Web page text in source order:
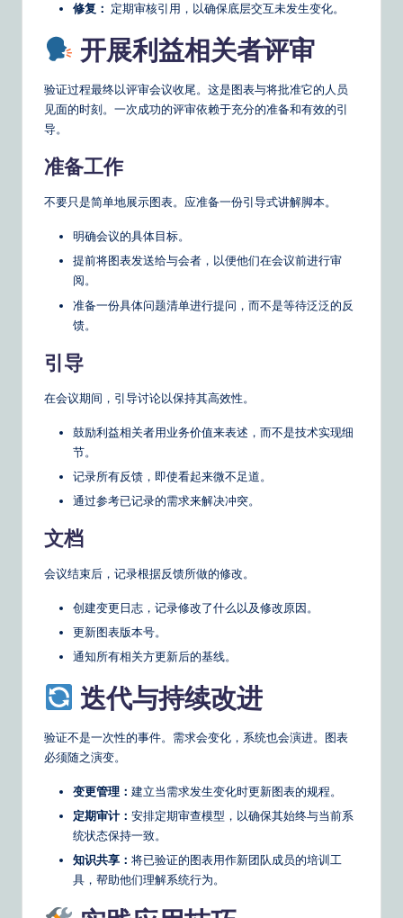
修复： 定期审核引用，以确保底层交互未发生变化。
开展利益相关者评审
验证过程最终以评审会议收尾。这是图表与将批准它的人员
见面的时刻。一次成功的评审依赖于充分的准备和有效的引
导。
准备工作
不要只是简单地展示图表。应准备一份引导式讲解脚本。
明确会议的具体目标。
提前将图表发送给与会者，以便他们在会议前进行审
阅。
准备一份具体问题清单进行提问，而不是等待泛泛的反
馈。
引导
在会议期间，引导讨论以保持其高效性。
鼓励利益相关者用业务价值来表述，而不是技术实现细
节。
记录所有反馈，即使看起来微不足道。
通过参考已记录的需求来解决冲突。
文档
会议结束后，记录根据反馈所做的修改。
创建变更日志，记录修改了什么以及修改原因。
更新图表版本号。
通知所有相关方更新后的基线。
迭代与持续改进
验证不是一次性的事件。需求会变化，系统也会演进。图表
必须随之演变。
变更管理： 建立当需求发生变化时更新图表的规程。
定期审计： 安排定期审查模型，以确保其始终与当前系
统状态保持一致。
知识共享： 将已验证的图表用作新团队成员的培训工
具，帮助他们理解系统行为。